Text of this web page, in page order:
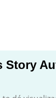
Story